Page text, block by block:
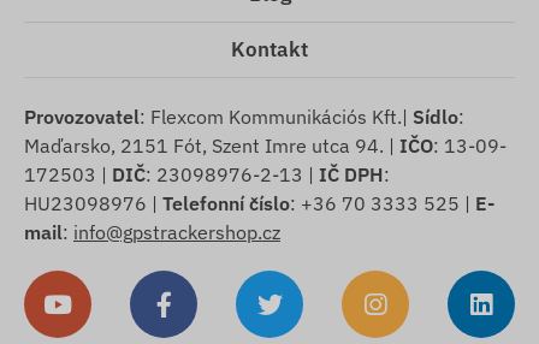
Kontakt
Provozovatel: Flexcom Kommunikációs Kft.| Sídlo:
Maďarsko, 2151 Fót, Szent Imre utca 94. | IČO: 13-09-
172503 | DIČ: 23098976-2-13 | IČ DPH:
HU23098976 | Telefonní číslo: +36 70 3333 525 | E-
mail: info@gpstrackershop.cz